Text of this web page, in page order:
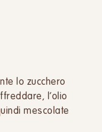
lo zucchero
l’olio
mescolate